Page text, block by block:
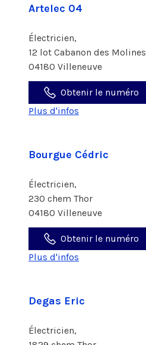
Artelec 04
Électricien,
12 lot Cabanon des Molines
04180 Villeneuve
Obtenir le numéro
Plus d'infos
Bourgue Cédric
Électricien,
230 chem Thor
04180 Villeneuve
Obtenir le numéro
Plus d'infos
Degas Eric
Électricien,